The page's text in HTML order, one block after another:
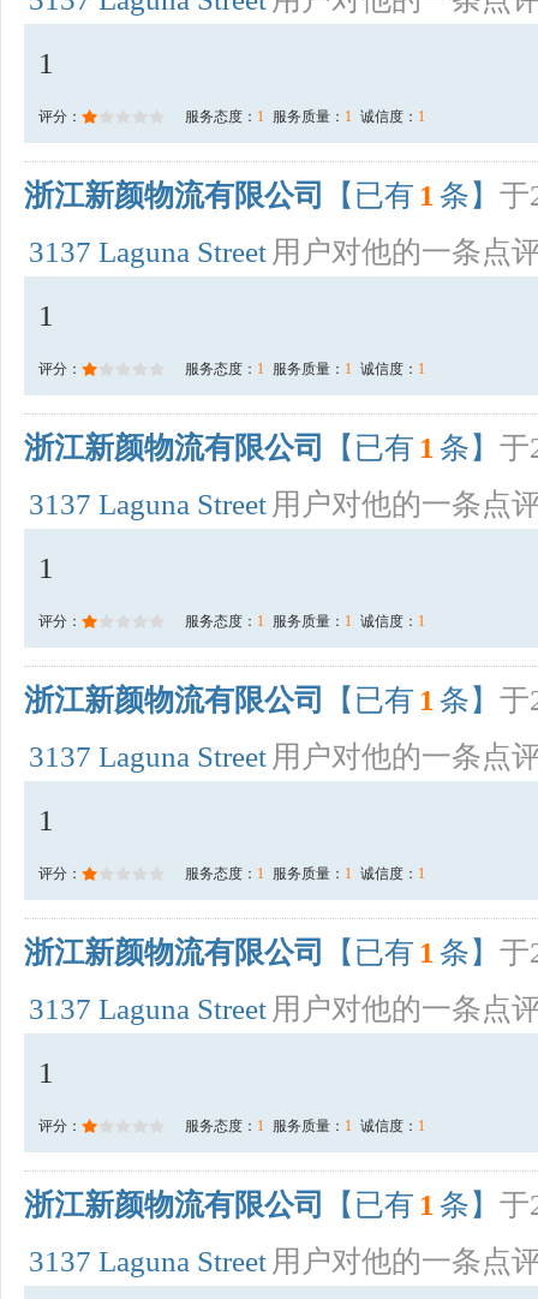
1
评分： 服务态度： 1 服务质量： 1 诚信度： 1
浙江新颜物流有限公司 【已有 1 条】 于
3137 Laguna Street 用户对他的一条点
1
评分： 服务态度： 1 服务质量： 1 诚信度： 1
浙江新颜物流有限公司 【已有 1 条】 于
3137 Laguna Street 用户对他的一条点
1
评分： 服务态度： 1 服务质量： 1 诚信度： 1
浙江新颜物流有限公司 【已有 1 条】 于
3137 Laguna Street 用户对他的一条点
1
评分： 服务态度： 1 服务质量： 1 诚信度： 1
浙江新颜物流有限公司 【已有 1 条】 于
3137 Laguna Street 用户对他的一条点
1
评分： 服务态度： 1 服务质量： 1 诚信度： 1
浙江新颜物流有限公司 【已有 1 条】 于
3137 Laguna Street 用户对他的一条点